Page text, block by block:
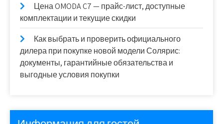
Цена OMODA C7 — прайс-лист, доступные
комплектации и текущие скидки
Как выбрать и проверить официального
дилера при покупке новой модели Солярис:
документы, гарантийные обязательства и
выгодные условия покупки